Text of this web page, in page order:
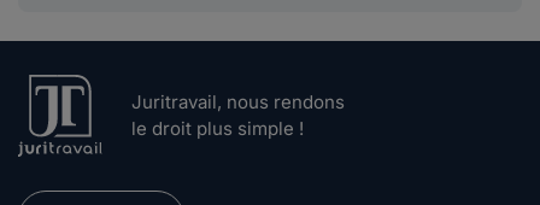
Juritravail, nous rendons
le droit plus simple !